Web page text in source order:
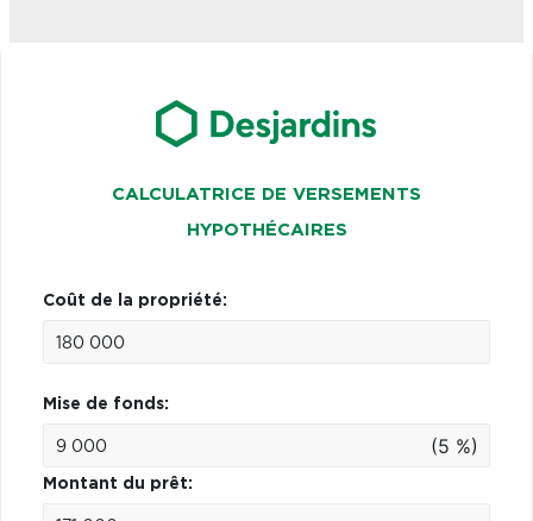
CALCULATRICE DE VERSEMENTS
HYPOTHÉCAIRES
Coût de la propriété:
Mise de fonds:
(5 %)
Montant du prêt: